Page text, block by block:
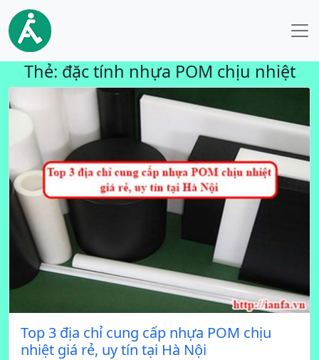
Thẻ: đặc tính nhựa POM chịu nhiệt
Top 3 địa chỉ cung cấp nhựa POM chịu
nhiệt giá rẻ, uy tín tại Hà Nội